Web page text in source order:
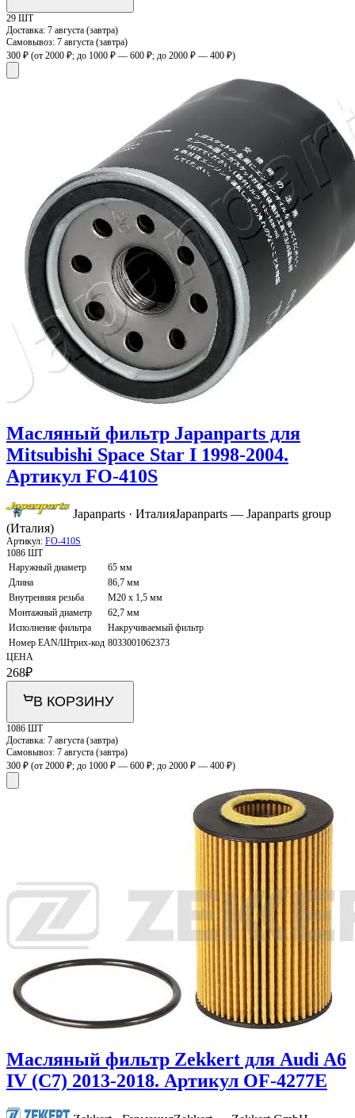
29 ШТ
Доставка: 7 августа (завтра)
Самовывоз: 7 августа (завтра)
300 ₽ (от 2000 ₽; до 1000 ₽ — 600 ₽; до 2000 ₽ — 400 ₽)
Масляный фильтр Japanparts для
Mitsubishi Space Star I 1998-2004.
Артикул FO-410S
Japanparts · ИталияJapanparts — Japanparts group
(Италия)
Артикул: FO-410S
1086 ШТ
Наружный диаметр
65 мм
Длина
86,7 мм
Внутренняя резьба
M20 x 1,5 мм
Монтажный диаметр
62,7 мм
Исполнение фильтра
Накручиваемый фильтр
Номер EAN/Штрих-код 8033001062373
ЦЕНА
268₽
В КОРЗИНУ
1086 ШТ
Доставка: 7 августа (завтра)
Самовывоз: 7 августа (завтра)
300 ₽ (от 2000 ₽; до 1000 ₽ — 600 ₽; до 2000 ₽ — 400 ₽)
Масляный фильтр Zekkert для Audi A6
IV (C7) 2013-2018. Артикул OF-4277E